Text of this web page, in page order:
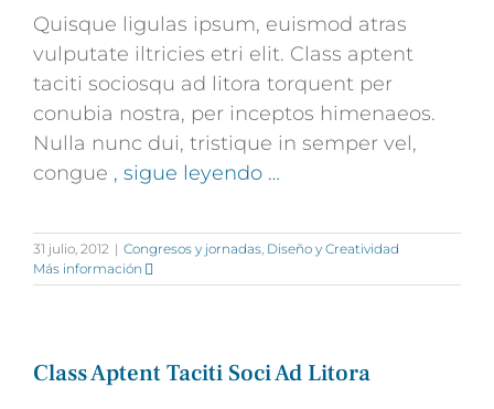
Quisque ligulas ipsum, euismod atras
vulputate iltricies etri elit. Class aptent
taciti sociosqu ad litora torquent per
conubia nostra, per inceptos himenaeos.
Nulla nunc dui, tristique in semper vel,
congue , sigue leyendo …
31 julio, 2012 | Congresos y jornadas, Diseño y Creatividad
Más información
Class Aptent Taciti Soci Ad Litora